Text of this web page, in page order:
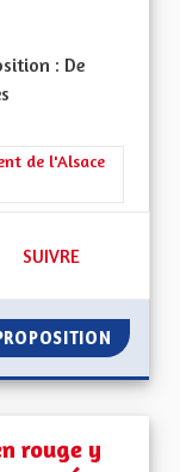
: De
l'Education et
de l'Alsace
50 ABONNÉS
SUIVRE
rouge y